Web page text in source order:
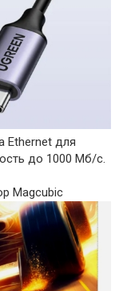
Ethernet для
до 1000 Мб/c.
Magcubic